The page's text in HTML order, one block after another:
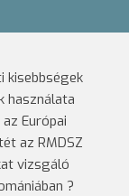
kisebbségek
használata
Európai
az RMDSZ
vizsgáló
?